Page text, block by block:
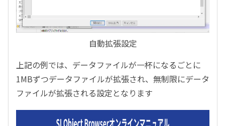
自動拡張設定
上記の例では、データファイルが一杯になるごとに
1MBずつデータファイルが拡張され、無制限にデータ
ファイルが拡張される設定となります